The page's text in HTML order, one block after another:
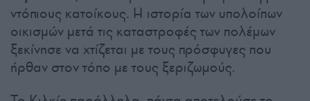
ντόπιους κατοίκους. Η ιστορία των υπολοίπων
οικισμών μετά τις καταστροφές των πολέμων
ξεκίνησε να χτίζεται με τους πρόσφυγες που
ήρθαν στον τόπο με τους ξεριζωμούς.